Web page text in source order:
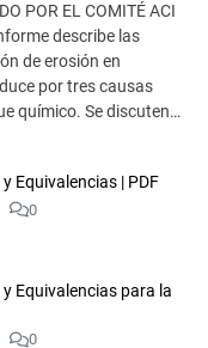
POR EL COMITÉ ACI
describe las
de erosión en
por tres causas
químico. Se discuten…
Equivalencias | PDF
0
Equivalencias para la
0